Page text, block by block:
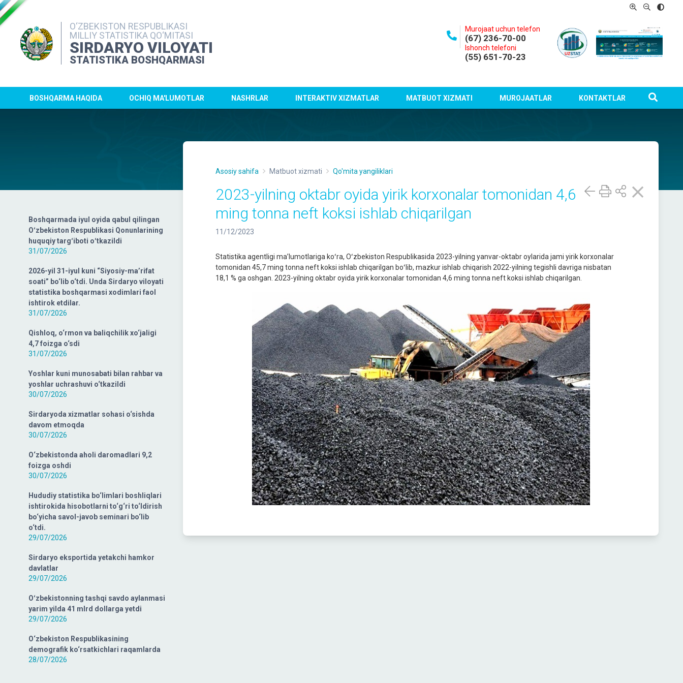
O‘ZBEKISTON RESPUBLIKASI
MILLIY STATISTIKA QO‘MITASI
SIRDARYO VILOYATI
STATISTIKA BOSHQARMASI
Murojaat uchun telefon
(67) 236-70-00
Ishonch telefoni
(55) 651-70-23
BOSHQARMA HAQIDA OCHIQ MA'LUMOTLAR NASHRLAR INTERAKTIV XIZMATLAR MATBUOT XIZMATI MUROJAATLAR KONTAKTLAR
Boshqarmada iyul oyida qabul qilingan
Oʻzbekiston Respublikasi Qonunlarining
huquqiy targʻiboti oʻtkazildi
31/07/2026
2026-yil 31-iyul kuni “Siyosiy-ma’rifat
soati” bo‘lib o‘tdi. Unda Sirdaryo viloyati
statistika boshqarmasi xodimlari faol
ishtirok etdilar.
31/07/2026
Qishloq, o‘rmon va baliqchilik xo‘jaligi
4,7 foizga o‘sdi
31/07/2026
Yoshlar kuni munosabati bilan rahbar va
yoshlar uchrashuvi o‘tkazildi
30/07/2026
Sirdaryoda xizmatlar sohasi o‘sishda
davom etmoqda
30/07/2026
O‘zbekistonda aholi daromadlari 9,2
foizga oshdi
30/07/2026
Hududiy statistika bo‘limlari boshliqlari
ishtirokida hisobotlarni to‘g‘ri to‘ldirish
bo‘yicha savol-javob seminari bo‘lib
o‘tdi.
29/07/2026
Sirdaryo eksportida yetakchi hamkor
davlatlar
29/07/2026
Oʻzbekistonning tashqi savdo aylanmasi
yarim yilda 41 mlrd dollarga yetdi
29/07/2026
O‘zbekiston Respublikasining
demografik ko‘rsatkichlari raqamlarda
28/07/2026
Asosiy sahifa Matbuot xizmati Qo'mita yangiliklari
2023-yilning oktabr oyida yirik korxonalar tomonidan 4,6
ming tonna neft koksi ishlab chiqarilgan
11/12/2023
Statistika agentligi maʼlumotlariga koʻra, Oʻzbekiston Respublikasida 2023-yilning yanvar-oktabr oylarida jami yirik korxonalar
tomonidan 45,7 ming tonna neft koksi ishlab chiqarilgan boʻlib, mazkur ishlab chiqarish 2022-yilning tegishli davriga nisbatan
18,1 % ga oshgan. 2023-yilning oktabr oyida yirik korxonalar tomonidan 4,6 ming tonna neft koksi ishlab chiqarilgan.